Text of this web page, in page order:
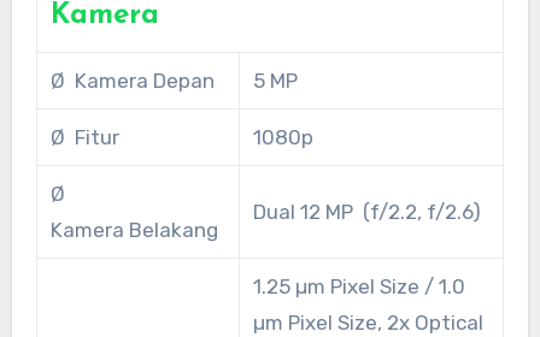
Kamera
Ø Kamera Depan 5 MP
Ø Fitur 1080p
Ø
Kamera Belakang
Dual 12 MP (f/2.2, f/2.6)
1.25 µm Pixel Size / 1.0
µm Pixel Size, 2x Optical